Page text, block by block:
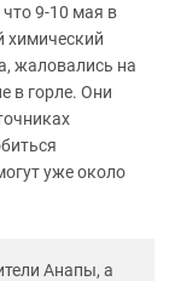
9-10 мая в
химический
жаловались на
в горле. Они
уже около
Анапы, а